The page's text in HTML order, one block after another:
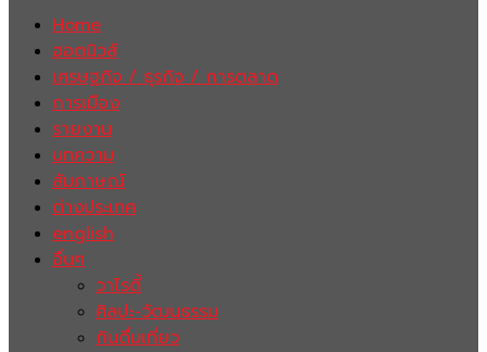
Home
ฮอตนิวส์
เศรษฐกิจ / ธุรกิจ / การตลาด
การเมือง
รายงาน
บทความ
สัมภาษณ์
ต่างประเทศ
english
อื่นๆ
วาไรตี้
ศิลปะ-วัฒนธรรม
กินดื่มเที่ยว